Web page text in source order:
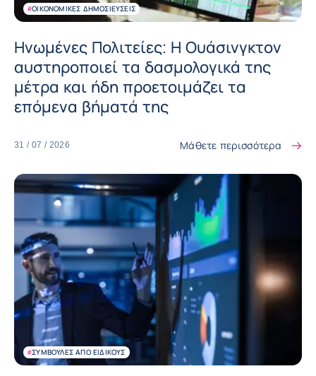
#ΟΙΚΟΝΟΜΙΚΈΣ ΔΗΜΟΣΙΕΎΣΕΙΣ
Ηνωμένες Πολιτείες: Η Ουάσινγκτον
αυστηροποιεί τα δασμολογικά της
μέτρα και ήδη προετοιμάζει τα
επόμενα βήματά της
31 / 07 / 2026 Μάθετε περισσότερα
#ΣΥΜΒΟΥΛΈΣ ΑΠΌ ΕΙΔΙΚΟΎΣ